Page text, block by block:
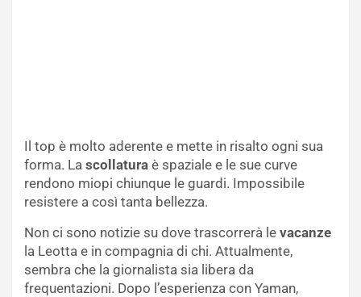
Il top è molto aderente e mette in risalto ogni sua
forma. La scollatura è spaziale e le sue curve
rendono miopi chiunque le guardi. Impossibile
resistere a così tanta bellezza.
Non ci sono notizie su dove trascorrerà le vacanze
la Leotta e in compagnia di chi. Attualmente,
sembra che la giornalista sia libera da
frequentazioni. Dopo l’esperienza con Yaman,